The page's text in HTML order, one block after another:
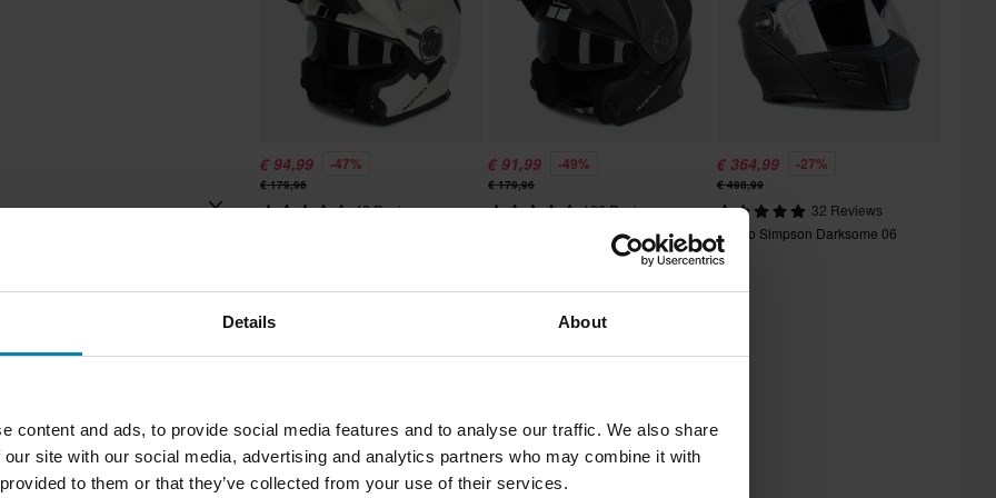
Details About
content and ads, to provide social media features and to analyse our traffic. We also share
site with our social media, advertising and analytics partners who may combine it with
to them or that they’ve collected from your use of their services.
per Pinlock, Chiusura
rapida, Parasole interno
Bianco
del nostro meglio per
€ 94,99 -47%
€ 179,96
42 Reviews
€ 91,99 -49%
€ 179,96
126 Reviews
Casco Modulare Acerbis Serel
€ 364,99 -27%
€ 498,99
32 Reviews
Casco Simpson Darksome 06